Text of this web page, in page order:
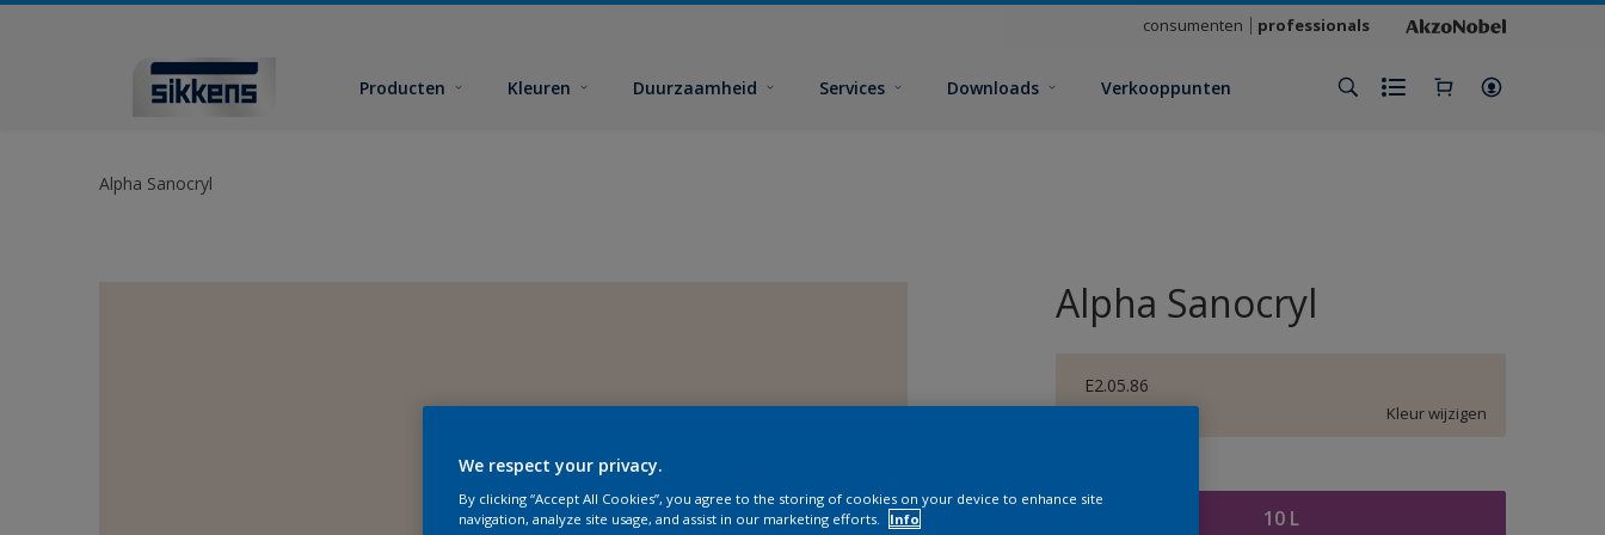
consumenten professionals
Producten Kleuren Duurzaamheid Services Downloads Verkooppunten
Alpha Sanocryl
Alpha Sanocryl
E2.05.86
Kleur wijzigen
10 L
We respect your privacy.
By clicking “Accept All Cookies”, you agree to the storing of cookies on your device to enhance site
navigation, analyze site usage, and assist in our marketing efforts.
Info